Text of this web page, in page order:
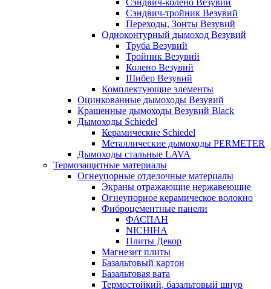
Сэндвич-колено Везувий
Сэндвич-тройник Везувий
Переходы, Зонты Везувий
Одноконтурный дымоход Везувий
Труба Везувий
Тройник Везувий
Колено Везувий
Шибер Везувий
Комплектующие элементы
Оцинкованные дымоходы Везувий
Крашенные дымоходы Везувий Black
Дымоходы Schiedel
Керамические Schiedel
Металлические дымоходы PERMETER
Дымоходы стальные LAVA
Термозащитные материалы
Огнеупорные отделочные материалы
Экраны отражающие нержавеющие
Огнеупорное керамическое волокно
Фиброцементные панели
ФАСПАН
NICHIHA
Плиты Декор
Магнезит плиты
Базальтовый картон
Базальтовая вата
Термостойкий, базальтовый шнур